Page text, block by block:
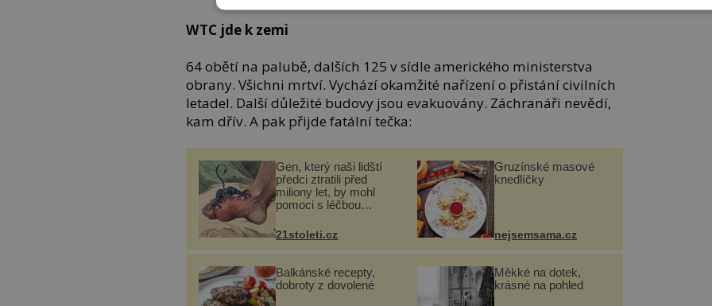
WTC jde k zemi
64 obětí na palubě, dalších 125 v sídle amerického ministerstva
obrany. Všichni mrtví. Vychází okamžité nařízení o přistání civilních
letadel. Další důležité budovy jsou evakuovány. Záchranáři nevědí,
kam dřív. A pak přijde fatální tečka:
Gen, který naši lidští
předci ztratili před
miliony let, by mohl
pomoci s léčbou
21stoleti.cz
Gruzínské masové
knedlíčky
nejsemsama.cz
Balkánské recepty,
dobroty z dovolené
Měkké na dotek,
krásné na pohled